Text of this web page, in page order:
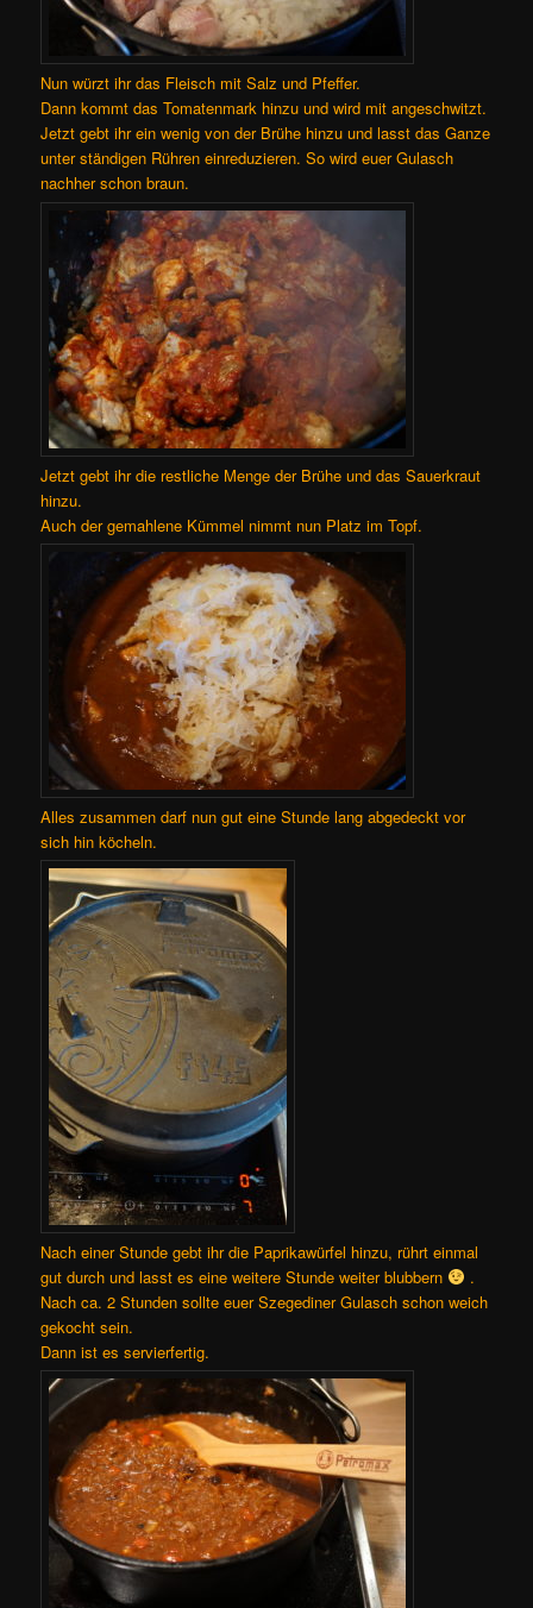
Nun würzt ihr das Fleisch mit Salz und Pfeffer.
Dann kommt das Tomatenmark hinzu und wird mit angeschwitzt.
Jetzt gebt ihr ein wenig von der Brühe hinzu und lasst das Ganze
unter ständigen Rühren einreduzieren. So wird euer Gulasch
nachher schon braun.
Jetzt gebt ihr die restliche Menge der Brühe und das Sauerkraut
hinzu.
Auch der gemahlene Kümmel nimmt nun Platz im Topf.
Alles zusammen darf nun gut eine Stunde lang abgedeckt vor
sich hin köcheln.
Nach einer Stunde gebt ihr die Paprikawürfel hinzu, rührt einmal
gut durch und lasst es eine weitere Stunde weiter blubbern
.
Nach ca. 2 Stunden sollte euer Szegediner Gulasch schon weich
gekocht sein.
Dann ist es servierfertig.